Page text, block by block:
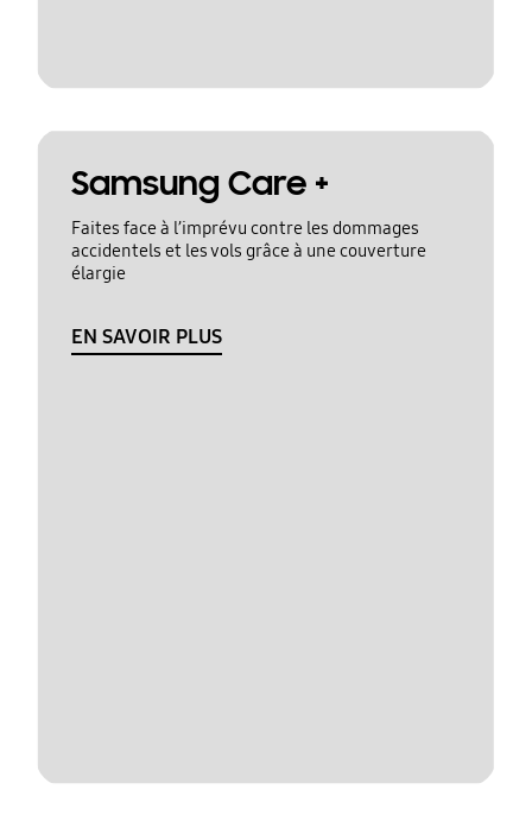
Samsung Care +
Faites face à l’imprévu contre les dommages
accidentels et les vols grâce à une couverture
élargie
EN SAVOIR PLUS